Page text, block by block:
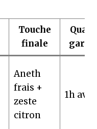
Touche
finale
Aneth
frais +
zeste
citron
1h